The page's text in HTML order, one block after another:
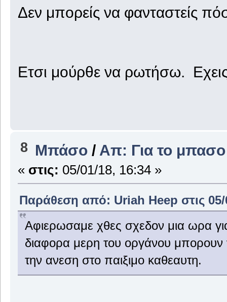
Δεν μπορείς να φανταστείς
Ετσι μούρθε να ρωτήσω.
8 Μπάσο / Απ: Για το μπασο
« στις: 05/01/18, 16:34 »
Παράθεση από: Uriah Heep στις 05/
Αφιερωσαμε χθες σχεδον μια ωρα
διαφορα μερη του οργάνου μπορουν
την ανεση στο παιξιμο καθεαυτη.